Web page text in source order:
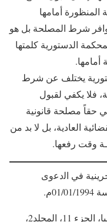
المنظورة أمامها
شرط المصلحة بل هو
الدستورية كلمتها
يختلف عن شرط
فلا يكفي لقبول
حقاً مصلحة قانونية
العادية، بل لا بد من
وقت رفعها.
ﻓﻲ ﺍﻟﺩﻋﻭﻯ
ﻤﺠﻤﻭﻋﺔ ﺃﺤﻜﺎﻡ ﺍﻟﻤﺤﻜﻤﺔ ﺍﻟﺩﺴﺘﻭﺭﻴﺔ ﺍﻟﻌﻠﻴﺎ، الجزء 11، المجلد2،